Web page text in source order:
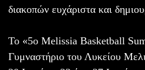
διακοπών ευχάριστα και
Το «5o Melissia Basketball
Γυμναστήριο του Λυκείου